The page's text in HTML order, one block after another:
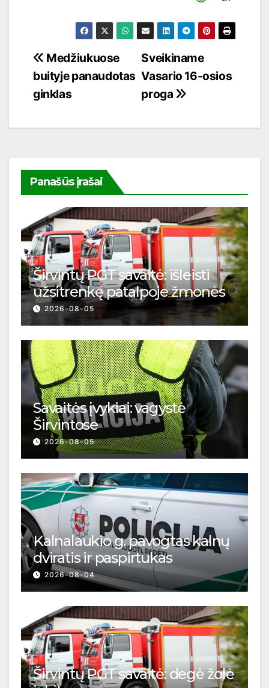
Navigacija
tarp
įrašų
Sveikiname
Vasario 16-osios
proga
Medžiukuose
buityje panaudotas
ginklas
Panašūs įrašai
Širvintų PGT savaitė: išleisti
užsitrenkę patalpoje žmonės
2026-08-05
Savaitės įvykiai: vagystė
Širvintose
2026-08-05
Kalnalaukio g. pavogtas kalnų
dviratis ir paspirtukas
2026-08-04
Širvintų PGT savaitė: degė žolė